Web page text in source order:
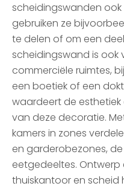
scheidingswanden ook
gebruiken ze
te delen of om een
scheidingswand is ook
commerciële ruimtes,
een boetiek of een
waardeert de
van deze decoratie.
kamers in zones
en garderobezones,
eetgedeeltes. Ontwerp
thuiskantoor en